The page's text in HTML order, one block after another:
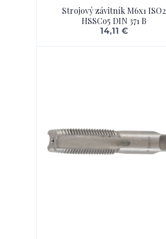
Strojový závitník M6x1 ISO2
HSSCo5 DIN 371 B
14,11 €